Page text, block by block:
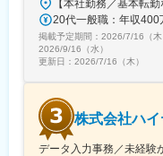
20代一般職：年収
掲載予定期間： 2026/7/16（木
2026/9/16（水）
更新日： 2026/7/16（木）
株式会社ハ
データ入力事務／未経験